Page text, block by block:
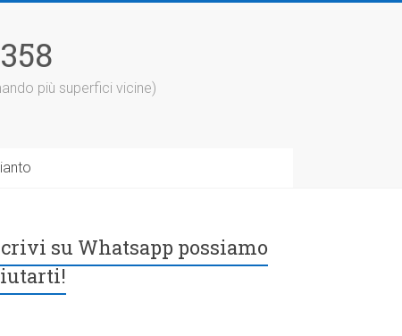
più superfici vicine)
su Whatsapp possiamo